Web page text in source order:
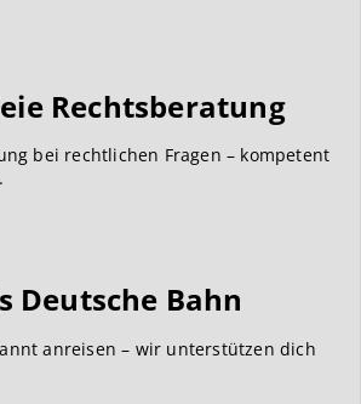
Rechtsberatung
bei rechtlichen Fragen – kompetent
Deutsche Bahn
anreisen – wir unterstützen dich